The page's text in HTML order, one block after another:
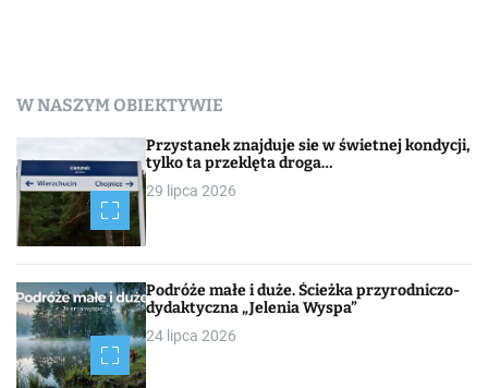
W NASZYM OBIEKTYWIE
Przystanek znajduje sie w świetnej kondycji,
tylko ta przeklęta droga…
29 lipca 2026
Podróże małe i duże. Ścieżka przyrodniczo-
dydaktyczna „Jelenia Wyspa”
24 lipca 2026